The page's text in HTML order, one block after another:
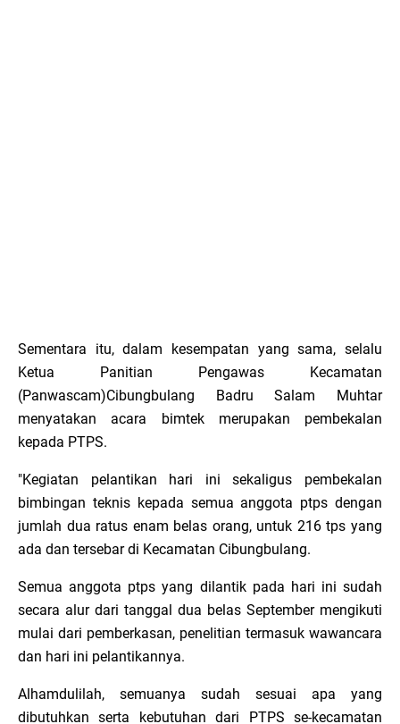
Sementara itu, dalam kesempatan yang sama, selalu
Ketua Panitian Pengawas Kecamatan
(Panwascam)Cibungbulang Badru Salam Muhtar
menyatakan acara bimtek merupakan pembekalan
kepada PTPS.
"Kegiatan pelantikan hari ini sekaligus pembekalan
bimbingan teknis kepada semua anggota ptps dengan
jumlah dua ratus enam belas orang, untuk 216 tps yang
ada dan tersebar di Kecamatan Cibungbulang.
Semua anggota ptps yang dilantik pada hari ini sudah
secara alur dari tanggal dua belas September mengikuti
mulai dari pemberkasan, penelitian termasuk wawancara
dan hari ini pelantikannya.
Alhamdulilah, semuanya sudah sesuai apa yang
dibutuhkan serta kebutuhan dari PTPS se-kecamatan